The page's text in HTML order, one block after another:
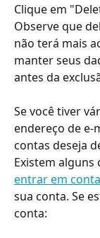
Clique em
Observe que
não terá mais
manter seus
antes da
Se você tiver
endereço de e-
contas deseja
Existem alguns
entrar em
sua conta. Se
conta: